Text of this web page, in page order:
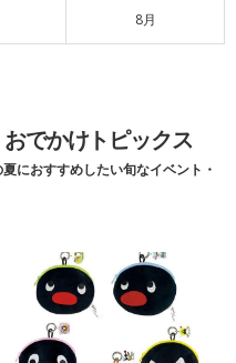
8月
でかけトピックス
におすすめしたい旬なイベント・